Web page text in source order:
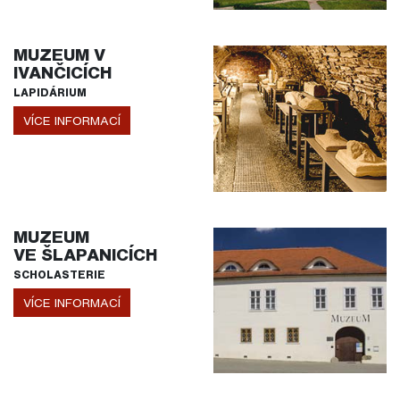
MUZEUM V
IVANČICÍCH
LAPIDÁRIUM
VÍCE INFORMACÍ
MUZEUM
VE ŠLAPANICÍCH
SCHOLASTERIE
VÍCE INFORMACÍ